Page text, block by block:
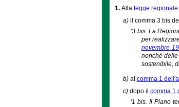
1. Alla legge
a) il comma 3 bis
'3 bis. La
per
novembre
nonché
sostenibile,
b) al comma 1
c) dopo il comma 1
'1 bis. Il Piano